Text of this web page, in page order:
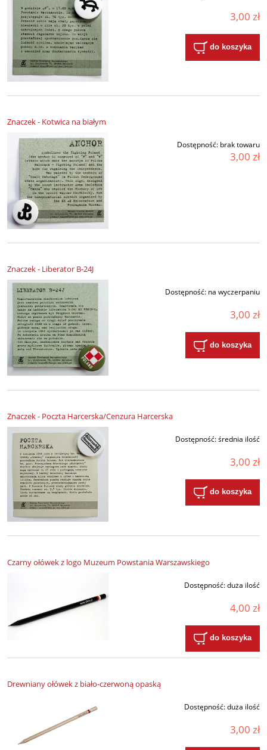
3,00 zł
do koszyka
Znaczek - Kotwica na białym
Dostępność: brak towaru
3,00 zł
Znaczek - Liberator B-24J
Dostępność: na wyczerpaniu
3,00 zł
do koszyka
Znaczek - Poczta Harcerska/Cenzura Harcerska
Dostępność:średnia ilość
3,00 zł
do koszyka
Czarny ołówek z logo Muzeum Powstania Warszawskiego
Dostępność:duża ilość
4,00 zł
do koszyka
Drewniany ołówek z biało-czerwoną opaską
Dostępność:duża ilość
3,00 zł